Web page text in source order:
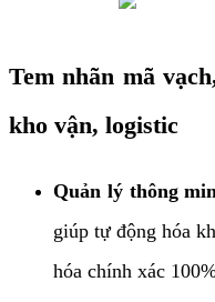
Tem nhãn mã
kho vận, logistic
Quản lý thông
giúp tự động hóa
hóa chính xác